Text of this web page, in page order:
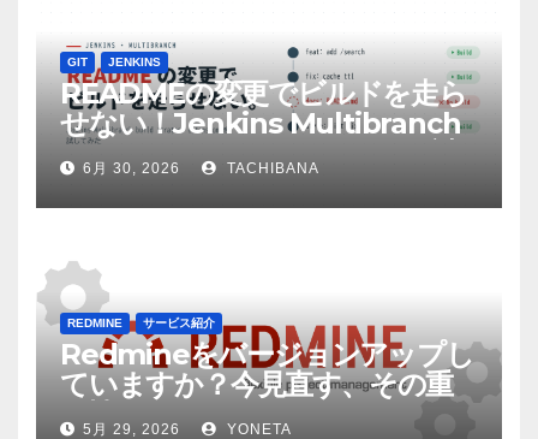
GIT JENKINS
READMEの変更でビルドを走ら
せない！Jenkins Multibranch
build strategy extensionを試
してみた
6月 30, 2026 TACHIBANA
REDMINE サービス紹介
Redmineをバージョンアップし
ていますか？今見直す、その重
要性
5月 29, 2026 YONETA